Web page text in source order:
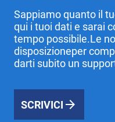
Sappiamo quanto il
qui i tuoi dati e sarai
tempo possibile.Le
disposizioneper
darti subito un
SCRIVICI